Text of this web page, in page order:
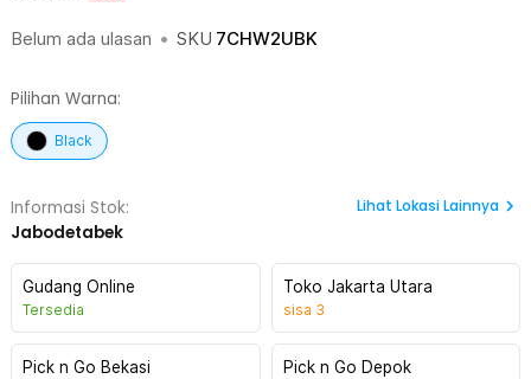
Belum ada ulasan • SKU 7CHW2UBK
Pilihan Warna:
Black
Informasi Stok:
Jabodetabek
Lihat Lokasi Lainnya
Gudang Online
Tersedia
Toko Jakarta Utara
sisa 3
Pick n Go Bekasi Pick n Go Depok